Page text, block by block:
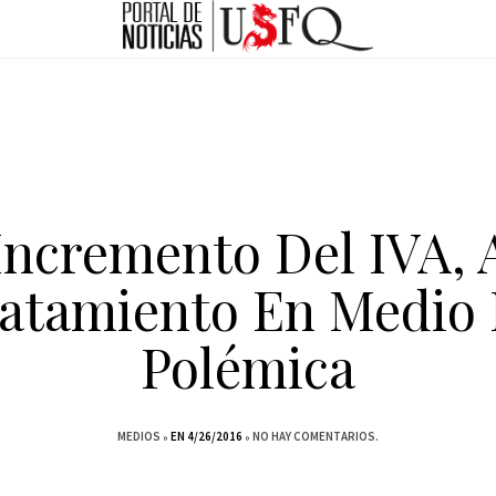
Del IVA,
En Medio
Polémica
MEDIOS EN 4/26/2016 NO HAY COMENTARIOS.